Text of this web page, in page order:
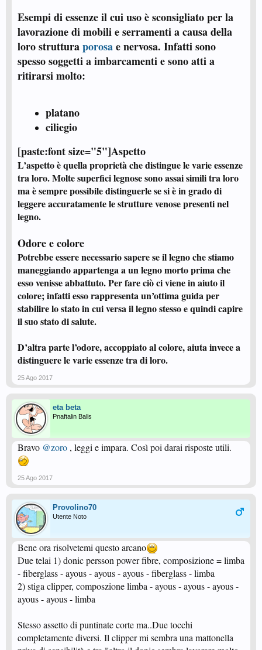
Esempi di essenze il cui uso è sconsigliato per la
lavorazione di mobili e serramenti a causa della
loro strutturaporosae nervosa. Infatti sono
spesso soggetti a imbarcamenti e sono atti a
ritirarsi molto:
platano
ciliegio
[paste:font size="5"]Aspetto
L’aspetto è quella proprietà che distingue le varie essenze
tra loro. Molte superfici legnose sono assai simili tra loro
ma è sempre possibile distinguerle se si è in grado di
leggere accuratamente le strutture venose presenti nel
legno.
Odore e colore
Potrebbe essere necessario sapere se il legno che stiamo
maneggiando appartenga a un legno morto prima che
esso venisse abbattuto. Per fare ciò ci viene in aiuto il
colore; infatti esso rappresenta un’ottima guida per
stabilire lo stato in cui versa il legno stesso e quindi capire
il suo stato di salute.
D’altra parte l’odore, accoppiato al colore, aiuta invece a
distinguere le varie essenze tra di loro.
25 Ago 2017
eta beta
Pnaftalin Balls
Bravo @zoro , leggi e impara. Così poi darai risposte utili.
25 Ago 2017
Provolino70
Utente Noto
Bene ora risolvetemi questo arcano
Due telai 1) donic persson power fibre, composizione = limba
- fiberglass - ayous - ayous - ayous - fiberglass - limba
2) stiga clipper, composzione limba - ayous - ayous - ayous -
ayous - ayous - limba
Stesso assetto di puntinate corte ma..Due tocchi
completamente diversi. Il clipper mi sembra una mattonella